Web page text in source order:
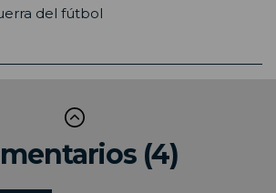
del fútbol
(4)